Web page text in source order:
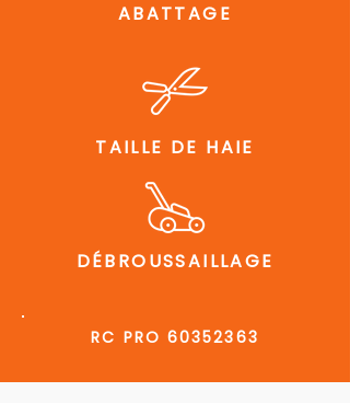
ABATTAGE
TAILLE DE HAIE
DÉBROUSSAILLAGE
RC PRO 60352363